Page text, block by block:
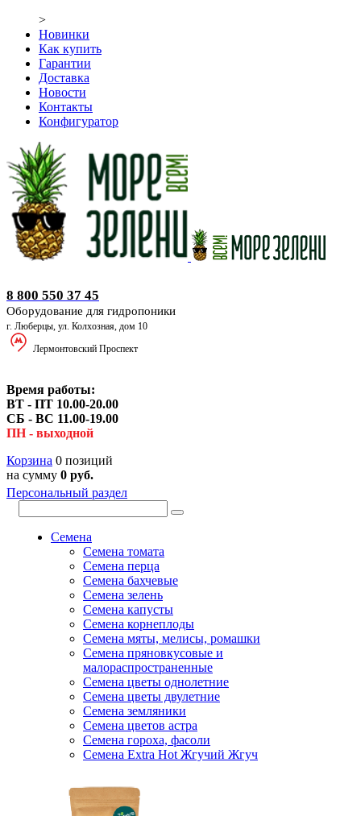
>
Новинки
Как купить
Гарантии
Доставка
Новости
Контакты
Конфигуратор
8 800 550 37 45
Оборудование для гидропоники
г. Люберцы, ул. Колхозная, дом 10
Лермонтовский Проспект
Время работы:
ВТ - ПТ 10.00-20.00
СБ - ВС 11.00-19.00
ПН - выходной
Корзина 0 позиций
на сумму 0 руб.
Персональный раздел
Семена
Семена томата
Семена перца
Семена бахчевые
Семена зелень
Семена капусты
Семена корнеплоды
Семена мяты, мелисы, ромашки
Семена пряновкусовые и
малораспространенные
Семена цветы однолетние
Семена цветы двулетние
Семена земляники
Семена цветов астра
Семена гороха, фасоли
Семена Extra Hot Жгучий Жгуч